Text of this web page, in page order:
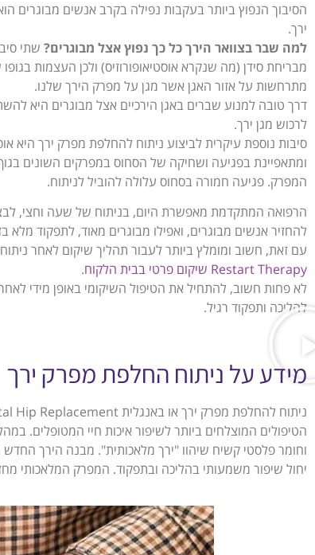
הסיבוך הנפוץ ביותר בעקבות נפילה בקרב אנשים מבוגרים
ירך.
למה שבר בצוואר הירך כל כך נפוץ אצל מבוגרים? שתי
מבריחת סידן (מה שנקרא אוסטיאופורוזיס) ולכן העצמות
מתרחשות על אזור האגן אשר מגן על מפרק הירך שלנו.
דרך טובה למנוע שברים באגן הירכיים אצל מבוגרים היא
לרכוש מגן ירך.
סיבות נוספת עיקרית לביצוע ניתוח להחלפת מפרק ירך היא
ומתאפיינת בפגיעה ושחיקה של הסחוס במפרקים השונים
המפרק. פגיעה חמורה בסחוס עלולה להוביל לניתוח.
הרפואה המתקדמת מאפשרת היום, בניתוח של שעה וחצי,
להחזיר אנשים מבוגרים, ואפילו מבוגרים מאוד, לתפקוד מלא
עם זאת, חשוב ומומלץ ביותר לעבור תהליך שיקום לאחר
Restart Therapy שיקום פרטי בבית הלקוח
.
לא פחות חשוב, להתחיל את הטיפול השיקומי באופן מידי
להליכה ותפקוד רגיל.
מידע על ניתוח החלפת מפרק ירך
הטיפולים המוצלחים ביותר לשיפור איכות חיי המטופלים.
וחומר פלסטי קשיח שיהוו "ירך מלאכותית". מבנה הירך
יחול שיפור משמעותי בהליכה ובתפקוד. המפרק המלאכותי מחזיק זמן